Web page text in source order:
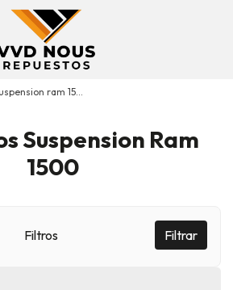
ram 1500
Suspension Ram
1500
Filtros Filtrar